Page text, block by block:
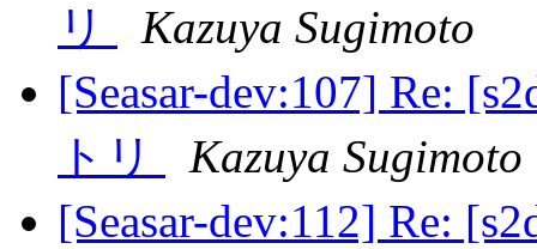
リ
Kazuya Sugimoto
[Seasar-dev:107] Re:
トリ
Kazuya Sugimoto
[Seasar-dev:112] Re: